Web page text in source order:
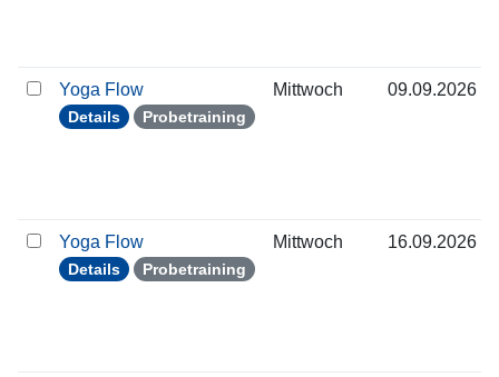
Yoga Flow
Details Probetraining
Mittwoch 09.09.2026
Yoga Flow
Details Probetraining
Mittwoch 16.09.2026